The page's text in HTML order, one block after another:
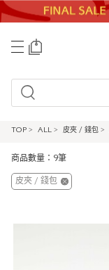
TOP > ALL > 皮夾 / 錢包 >
商品數量：9筆
皮夾 / 錢包